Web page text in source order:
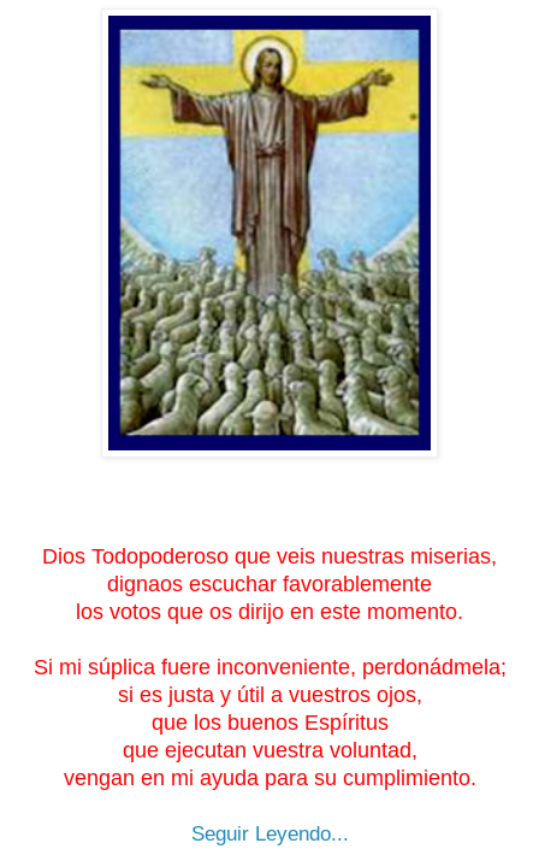
Dios Todopoderoso que veis nuestras miserias,
dignaos escuchar favorablemente
los votos que os dirijo en este momento.
Si mi súplica fuere inconveniente, perdonádmela;
si es justa y útil a vuestros ojos,
que los buenos Espíritus
que ejecutan vuestra voluntad,
vengan en mi ayuda para su cumplimiento.
Seguir Leyendo...